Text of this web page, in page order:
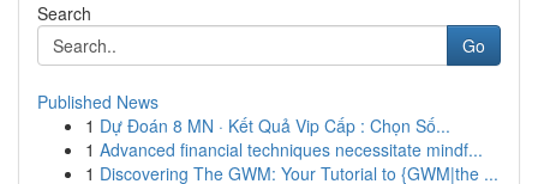
Search
Go
Published News
1 Dự Đoán 8 MN · Kết Quả Vip Cấp : Chọn Số...
1 Advanced financial techniques necessitate mindf...
1 Discovering The GWM: Your Tutorial to {GWM|the ...